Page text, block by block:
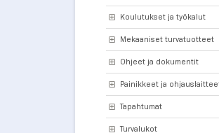
Koulutukset ja työkalut
Mekaaniset turvatuotteet
Ohjeet ja dokumentit
Painikkeet ja
Tapahtumat
Turvalukot